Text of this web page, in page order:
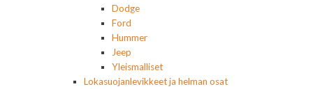
Dodge
Ford
Hummer
Jeep
Yleismalliset
Lokasuojanlevikkeet ja helman osat